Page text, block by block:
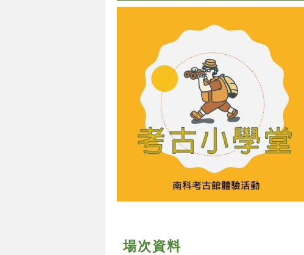
場次資料